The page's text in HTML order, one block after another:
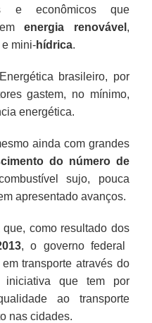
e econômicos que
emenergia renovável ,
e mini-hídrica.
brasileiro, por
gastem, no mínimo,
energética.
ainda com grandes
do número de
sujo, pouca
apresentado avanços.
como resultado dos
, o governo federal
transporte através do
que tem por
ao transporte
nas cidades.